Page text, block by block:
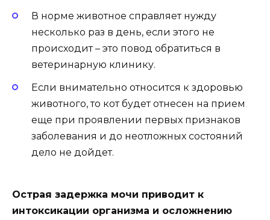
В норме животное справляет нужду
несколько раз в день, если этого не
происходит – это повод обратиться в
ветеринарную клинику.
Если внимательно относится к здоровью
животного, то кот будет отнесен на прием
еще при проявлении первых признаков
заболевания и до неотложных состояний
дело не дойдет.
Острая задержка мочи приводит к
интоксикации организма и осложнению